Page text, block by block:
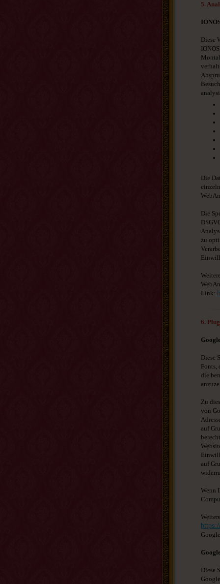
5.
Diese
Die
Die
zu
Link:
6.
Diese
Fonts,
die
Zu
von
auf
auf
Wenn
Diese